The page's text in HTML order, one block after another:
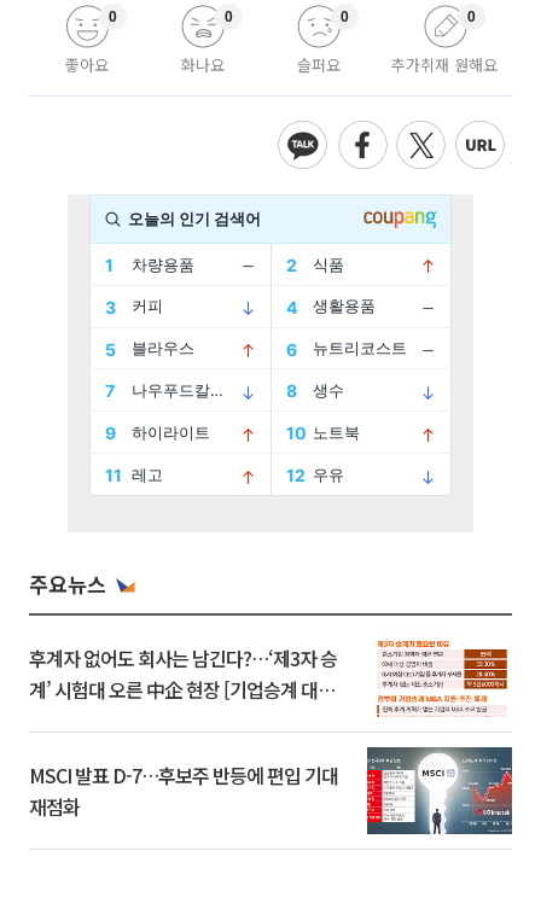
좋아요
0
화나요
0
슬퍼요
0
추가취재 원해요
0
주요뉴스
후계자 없어도 회사는 남긴다?…‘제3자 승
계’ 시험대 오른 中企 현장 [기업승계 대전
MSCI 발표 D-7…후보주 반등에 편입 기대
재점화